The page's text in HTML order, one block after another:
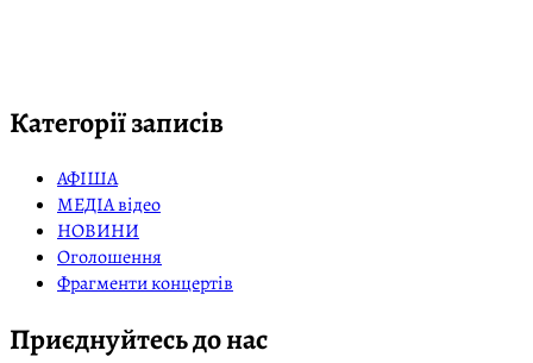
Категорії записів
АФІША
МЕДІА відео
НОВИНИ
Оголошення
Фрагменти концертів
Приєднуйтесь до нас